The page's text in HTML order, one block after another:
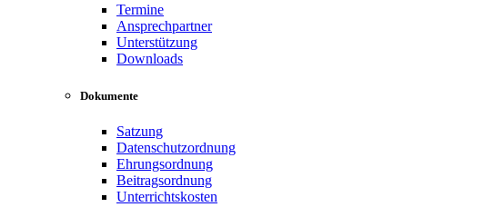
Termine
Ansprechpartner
Unterstützung
Downloads
Dokumente
Satzung
Datenschutzordnung
Ehrungsordnung
Beitragsordnung
Unterrichtskosten